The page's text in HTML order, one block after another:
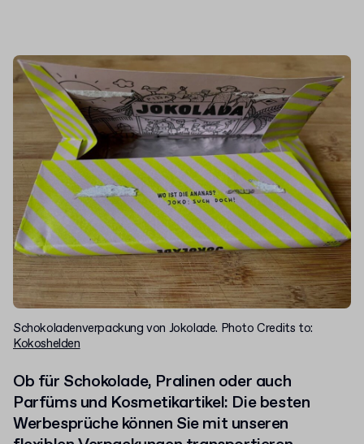
Schokoladenverpackung von Jokolade. Photo Credits to:
Kokoshelden
Ob für Schokolade, Pralinen oder auch
Parfüms und Kosmetikartikel: Die besten
Werbesprüche können Sie mit unseren